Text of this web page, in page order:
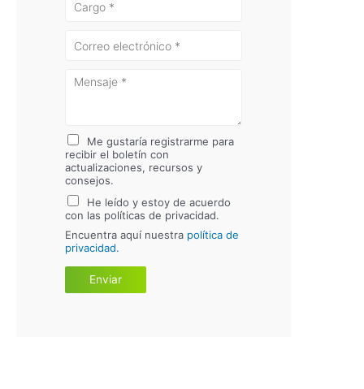
Me gustaría registrarme para
recibir el boletín con
actualizaciones, recursos y
consejos.
He leído y estoy de acuerdo
con las políticas de privacidad.
Encuentra aquí nuestra política de
privacidad.
Enviar